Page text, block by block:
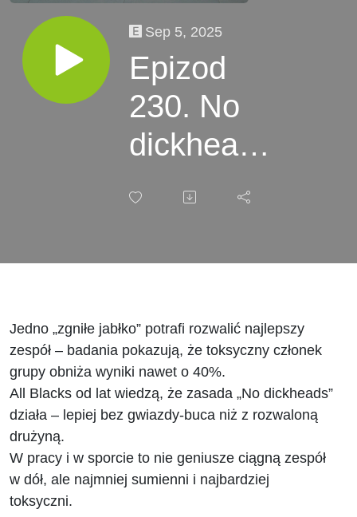
Sep 5, 2025
Epizod
230. No
dickheads.
Nauka o
„zgniłego
pracy
zespołu.
Jedno „zgniłe jabłko” potrafi rozwalić najlepszy
zespół – badania pokazują, że toksyczny członek
grupy obniża wyniki nawet o 40%.
All Blacks od lat wiedzą, że zasada „No dickheads”
działa – lepiej bez gwiazdy-buca niż z rozwaloną
drużyną.
W pracy i w sporcie to nie geniusze ciągną zespół
w dół, ale najmniej sumienni i najbardziej
toksyczni.